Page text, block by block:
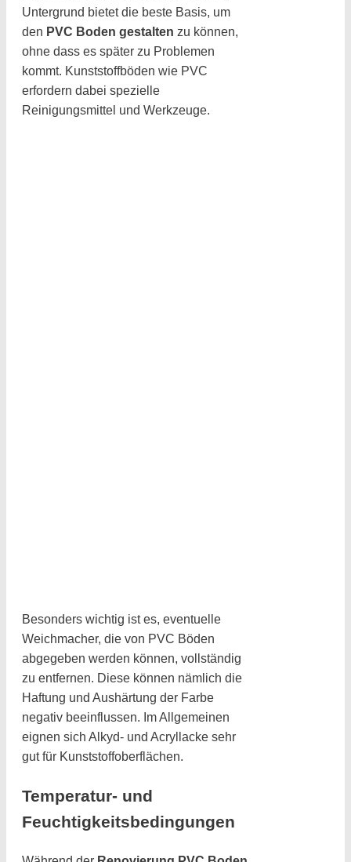
Untergrund bietet die beste Basis, um
den PVC Boden gestalten zu können,
ohne dass es später zu Problemen
kommt. Kunststoffböden wie PVC
erfordern dabei spezielle
Reinigungsmittel und Werkzeuge.
Besonders wichtig ist es, eventuelle
Weichmacher, die von PVC Böden
abgegeben werden können, vollständig
zu entfernen. Diese können nämlich die
Haftung und Aushärtung der Farbe
negativ beeinflussen. Im Allgemeinen
eignen sich Alkyd- und Acryllacke sehr
gut für Kunststoffoberflächen.
Temperatur- und
Feuchtigkeitsbedingungen